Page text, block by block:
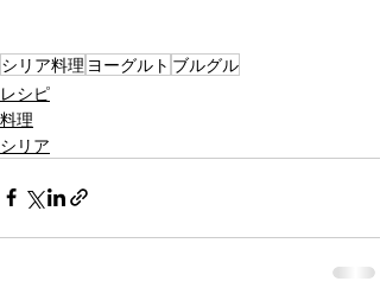
シリア料理 ヨーグルト ブルグル
レシピ
料理
シリア